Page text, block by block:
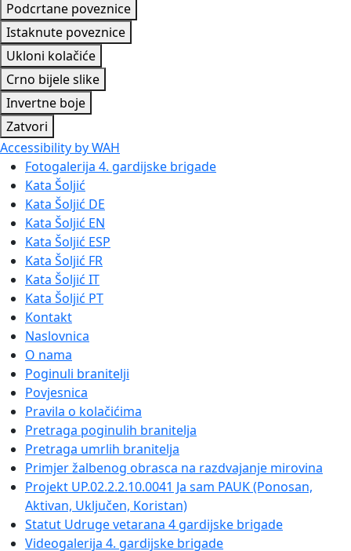
Podcrtane poveznice
Istaknute poveznice
Ukloni kolačiće
Crno bijele slike
Invertne boje
Zatvori
Accessibility by WAH
Fotogalerija 4. gardijske brigade
Kata Šoljić
Kata Šoljić DE
Kata Šoljić EN
Kata Šoljić ESP
Kata Šoljić FR
Kata Šoljić IT
Kata Šoljić PT
Kontakt
Naslovnica
O nama
Poginuli branitelji
Povjesnica
Pravila o kolačićima
Pretraga poginulih branitelja
Pretraga umrlih branitelja
Primjer žalbenog obrasca na razdvajanje mirovina
Projekt UP.02.2.2.10.0041 Ja sam PAUK (Ponosan,
Aktivan, Uključen, Koristan)
Statut Udruge vetarana 4 gardijske brigade
Videogalerija 4. gardijske brigade